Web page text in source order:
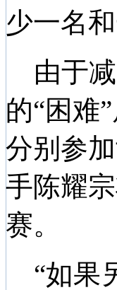
少一名
由于减
的“困难
分别参
手陈耀
赛。
“如果